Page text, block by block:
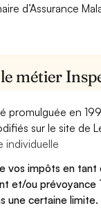
d’Assurance
métier
en
sur le site de
individuelle
vos impôts en
et/ou prévoyance
une certaine limite.